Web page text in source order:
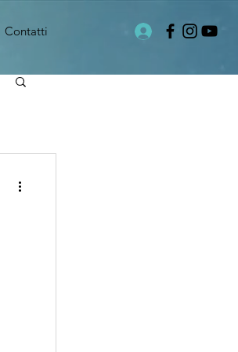
Contatti